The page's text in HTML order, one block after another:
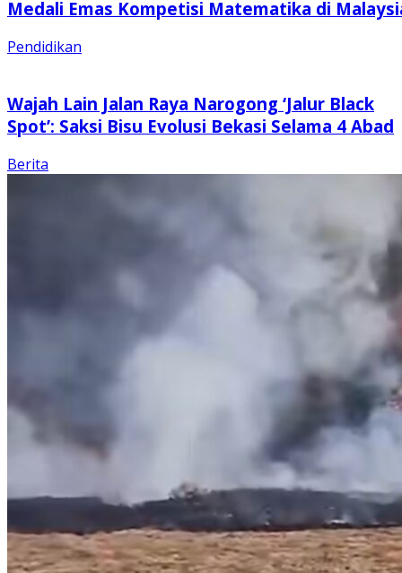
Medali Emas Kompetisi Matematika di
Pendidikan
Wajah Lain Jalan Raya Narogong ‘Jalur Black
Spot’: Saksi Bisu Evolusi Bekasi Selama 4 Abad
Berita